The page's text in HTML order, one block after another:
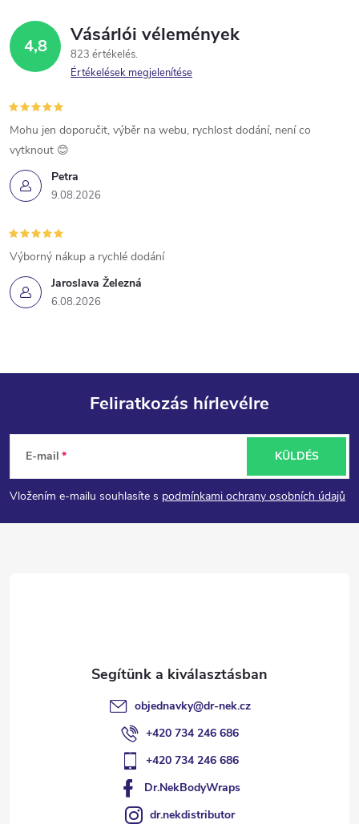
4,8 Vásárlói vélemények
823 értékelés
Értékelések megjelenítése
Petra
9.08.2026
Mohu jen doporučit, výběr na webu, rychlost dodání, není co
vytknout 😊
Jaroslava Železná
6.08.2026
Výborný nákup a rychlé dodání
L
á
b
Feliratkozás hírlevélre
E-mail
Vložením e-mailu souhlasíte s podmínkami ochrany osobních údajů
KÜLDÉS
objednavky@dr-nek.cz
+420 734 246 686
+420 734 246 686
Dr.NekBodyWraps
dr.nekdistributor